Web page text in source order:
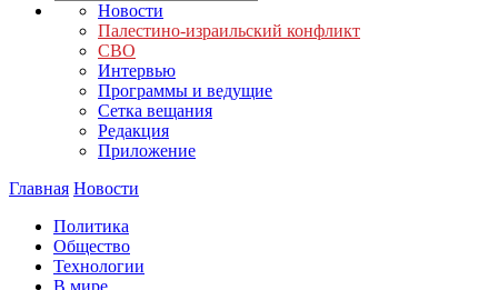
Новости
Палестино-израильский конфликт
СВО
Интервью
Программы и ведущие
Сетка вещания
Редакция
Приложение
Главная Новости
Политика
Общество
Технологии
В мире